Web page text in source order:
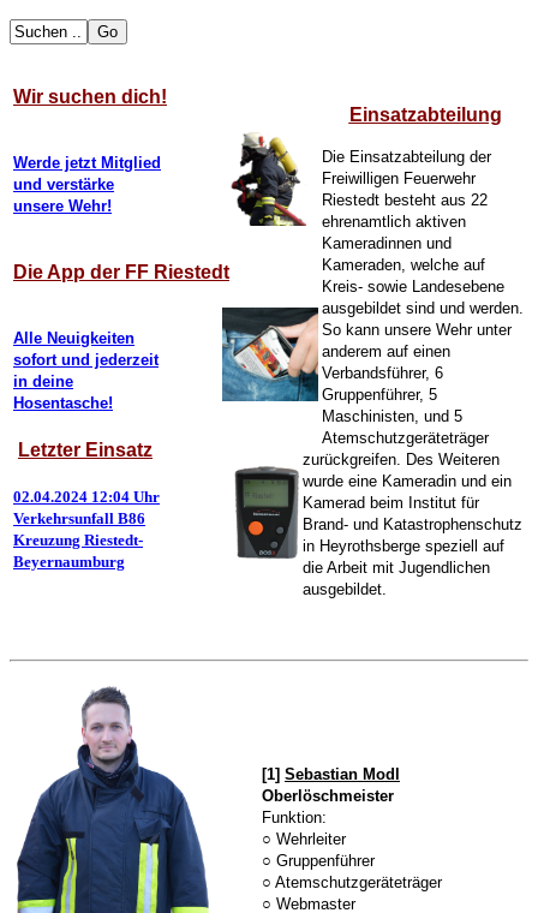
Wir suchen dich!
Werde jetzt Mitglied
und verstärke
unsere Wehr!
Die App der FF Riestedt
Alle Neuigkeiten
sofort und jederzeit
in deine
Hosentasche!
Letzter Einsatz
02.04.2024 12:04 Uhr
Verkehrsunfall B86
Kreuzung Riestedt-
Beyernaumburg
Einsatzabteilung
Die Einsatzabteilung der
Freiwilligen Feuerwehr
Riestedt besteht aus 22
ehrenamtlich aktiven
Kameradinnen und
Kameraden, welche auf
Kreis- sowie Landesebene
ausgebildet sind und werden.
So kann unsere Wehr unter
anderem auf einen
Verbandsführer, 6
Gruppenführer, 5
Maschinisten, und 5
Atemschutzgeräteträger
zurückgreifen. Des Weiteren
wurde eine Kameradin und ein
Kamerad beim Institut für
Brand- und Katastrophenschutz
in Heyrothsberge speziell auf
die Arbeit mit Jugendlichen
ausgebildet.
[1] Sebastian Modl
Oberlöschmeister
Funktion:
○ Wehrleiter
○ Gruppenführer
○ Atemschutzgeräteträger
○ Webmaster